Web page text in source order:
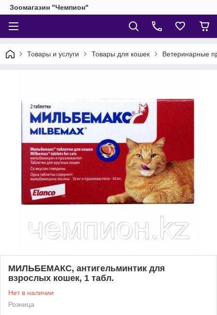
Зоомагазин "Чемпион"
Товары и услуги Товары для кошек Ветеринарные
МИЛЬБЕМАКС, антигельминтик для
взрослых кошек, 1 табл.
Нет в наличии
Розница